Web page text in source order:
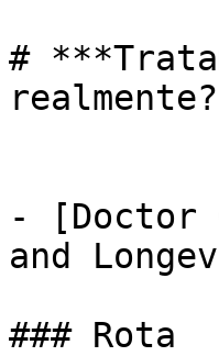
#
- [Doctor
and
### Rota